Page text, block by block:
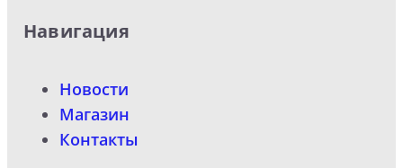
Навигация
Новости
Магазин
Контакты